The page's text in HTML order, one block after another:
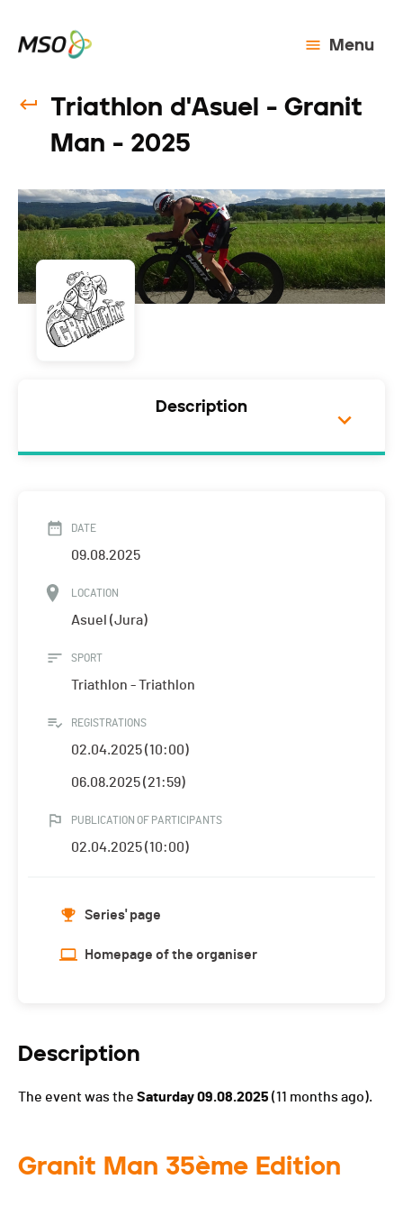
Menu
Triathlon d'Asuel - Granit
Man - 2025
Description
DATE
09.08.2025
LOCATION
Asuel (Jura)
SPORT
Triathlon - Triathlon
REGISTRATIONS
02.04.2025 (10:00)
06.08.2025 (21:59)
PUBLICATION OF PARTICIPANTS
02.04.2025 (10:00)
Series' page
Homepage of the organiser
Description
The event was the Saturday 09.08.2025 (11 months ago).
Granit Man 35ème Edition